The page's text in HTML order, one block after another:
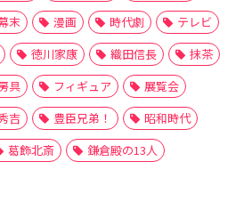
末 漫画 時代劇
テレビ
徳川家康 織田信長
抹茶
具 フィギュア
展覧会
吉 豊臣兄弟！
昭和時代
葛飾北斎 鎌倉殿の13人